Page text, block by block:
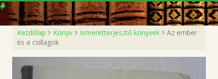
Kezdőlap Könyv Ismeretterjesztő könyvek
Az ember
és a csillagok